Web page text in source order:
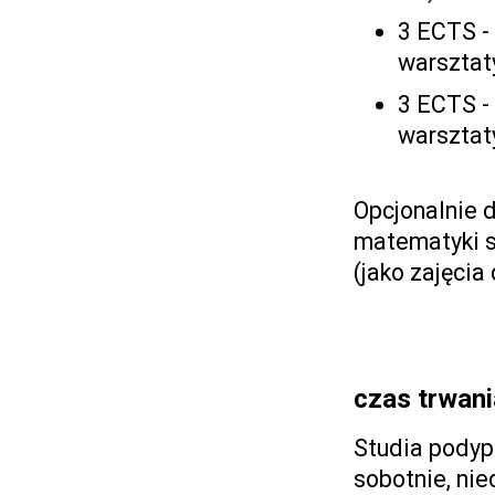
3 ECTS
3 ECTS
Opcjonalnie
matematyki
(jako
czas
Studia
sobotnie,